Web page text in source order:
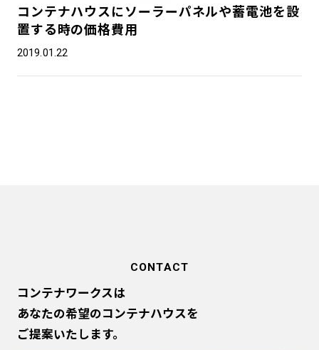
コンテナハウスにソーラーパネルや蓄電池を設
置する時の価格費用
2019.01.22
CONTACT
コンテナワークスは
あなたの希望のコンテナハウスを
ご提案いたします。